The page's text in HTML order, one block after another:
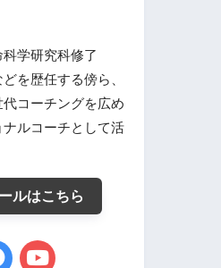
学研究科修了
を歴任する傍ら、
コーチングを広め
ルコーチとして活
ルはこちら